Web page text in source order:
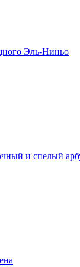
Эль-Ниньо
и спелый